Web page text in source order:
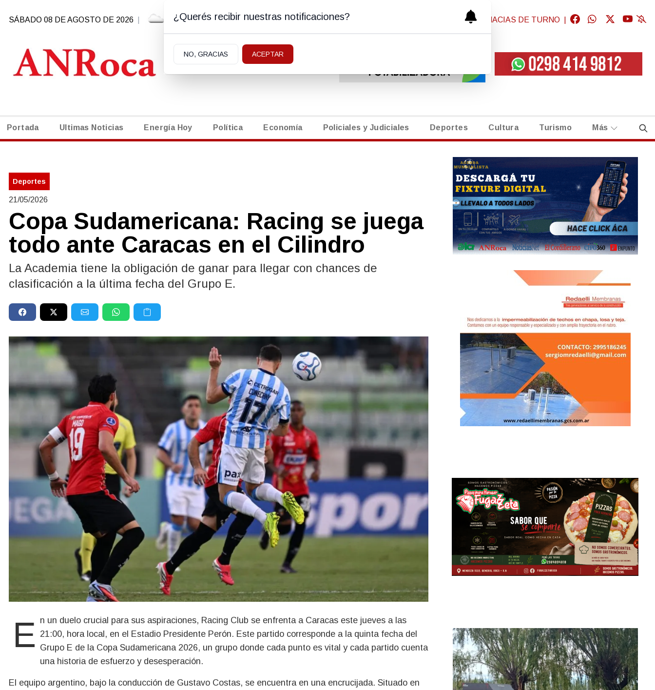
SÁBADO 08 DE AGOSTO DE 2026 10.9ºC | GENERAL ROCA, RIO NEGRO | FARMACIAS DE TURNO
Portada Ultimas Noticias Energía Hoy Política Economía Policiales y Judiciales Deportes Cultura Turismo Más
Deportes
21/05/2026
Copa Sudamericana: Racing se juega
todo ante Caracas en el Cilindro
La Academia tiene la obligación de ganar para llegar con chances de
clasificación a la última fecha del Grupo E.
En un duelo crucial para sus aspiraciones, Racing Club se enfrenta a Caracas este jueves a las 21:00, hora local, en el Estadio Presidente Perón. Este partido corresponde a la quinta fecha del
Grupo E de la Copa Sudamericana 2026, un grupo donde cada punto es vital y cada partido cuenta
una historia de esfuerzo y desesperación.
El equipo argentino, bajo la conducción de Gustavo Costas, se encuentra en una encrucijada. Situado en
¿Querés recibir nuestras notificaciones?
NO, GRACIAS ACEPTAR